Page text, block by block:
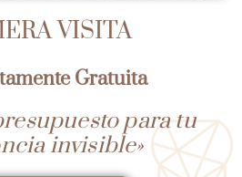
VISITA
Gratuita
para tu
invisible»